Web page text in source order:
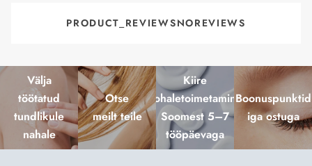
PRODUCT_REVIEWSNOREVIEWS
Välja
töötatud
tundlikule
nahale
Otse
meilt teile
Kiire
kohaletoimetamine
Soomest 5–7
tööpäevaga
Boonuspunktid
iga ostuga